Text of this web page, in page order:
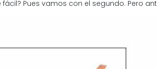
fácil? Pues vamos con el segundo. Pero